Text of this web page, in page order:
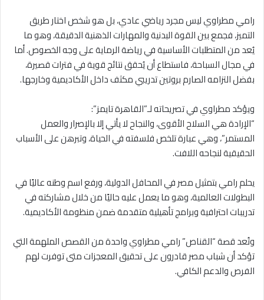
رامي مطراوي ليس مجرد رياضي عادي، بل هو شخص اختار طريق
التميز، فجمع بين القوة البدنية والمهارات الذهنية الدقيقة، وهو ما
يُعد من المتطلبات الأساسية في رياضة الرماية على وجه الخصوص. أما
في مجال السباحة، فاستطاع أن يُحقق نتائج قوية في فترات قصيرة،
بفضل التزامه الصارم بروتين تدريبي مكثف داخل الأكاديمية وخارجها.
ويؤكد مطراوي في تصريحاته لـ”القاهرة تايمز”:
“الإرادة هي السلاح الأقوى، والنجاح لا يأتي إلا بالإصرار والعمل
المستمر”، وهي عبارة تلخص فلسفته في الحياة، وتبرهن على الأسباب
الحقيقية لنجاحه اللافت.
يحلم رامي بتمثيل مصر في المحافل الدولية، ورفع اسم وطنه عاليًا في
البطولات العالمية، وهو ما يعمل عليه حاليًا من خلال مشاركته في
تدريبات احترافية وبرامج تأهيلية متقدمة ضمن منظومة الأكاديمية.
وتُعد قصة “القناص” رامي مطراوي واحدة من القصص الملهمة التي
تؤكد أن شباب مصر قادرون على تحقيق المعجزات متى توفرت لهم
الفرص والدعم الكافي.